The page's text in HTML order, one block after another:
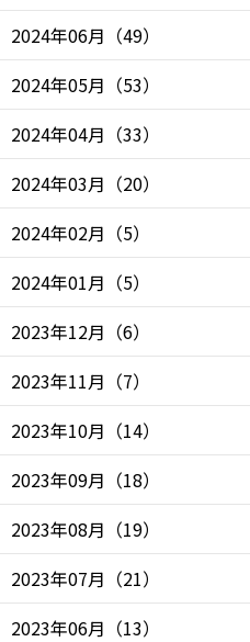
2024年06月 （49）
2024年05月 （53）
2024年04月 （33）
2024年03月 （20）
2024年02月 （5）
2024年01月 （5）
2023年12月 （6）
2023年11月 （7）
2023年10月 （14）
2023年09月 （18）
2023年08月 （19）
2023年07月 （21）
2023年06月 （13）